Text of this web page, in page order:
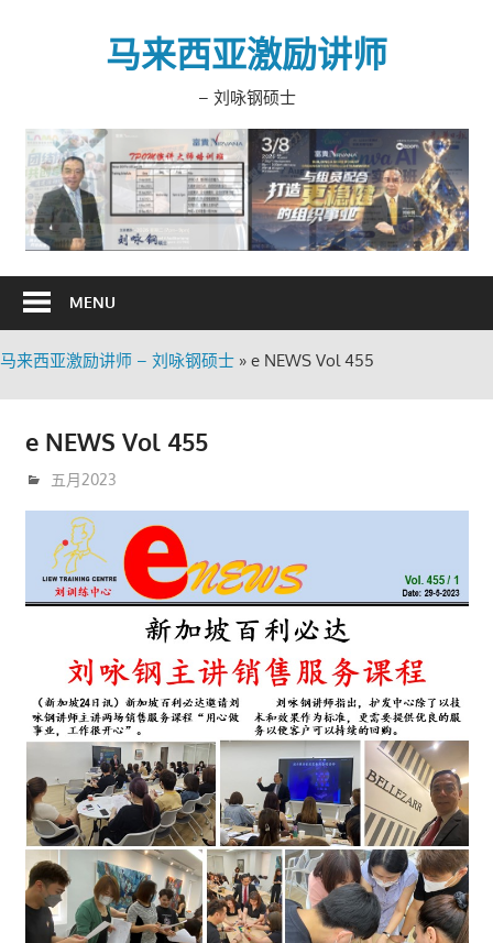
马来西亚激励讲师
– 刘咏钢硕士
MENU
马来西亚激励讲师 – 刘咏钢硕士 » e NEWS Vol 455
e NEWS Vol 455
6月 6, 2023
trainer
五月2023